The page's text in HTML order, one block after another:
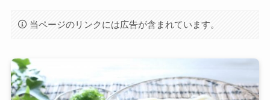
当ページのリンクには広告が含まれています。